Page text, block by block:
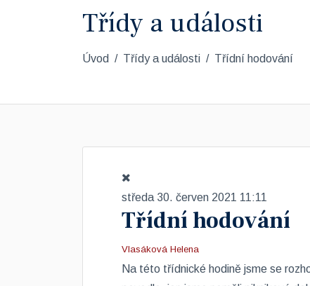
Třídy a události
Úvod Třídy a události Třídní hodování
středa 30. červen 2021 11:11
Třídní hodování
Vlasáková Helena
​Na této třídnické hodině jsme se